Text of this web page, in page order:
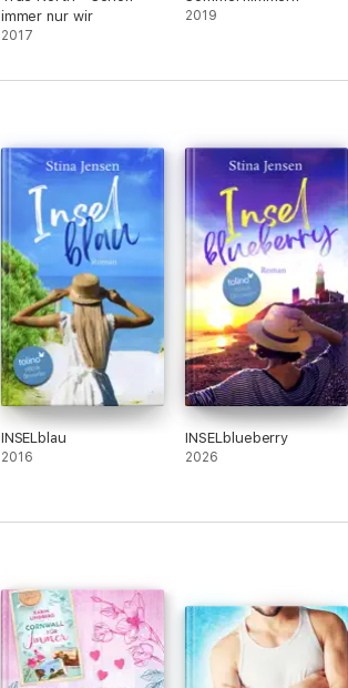
immer nur wir
2017
2019
INSELblau
2016
INSELblueberry
2026